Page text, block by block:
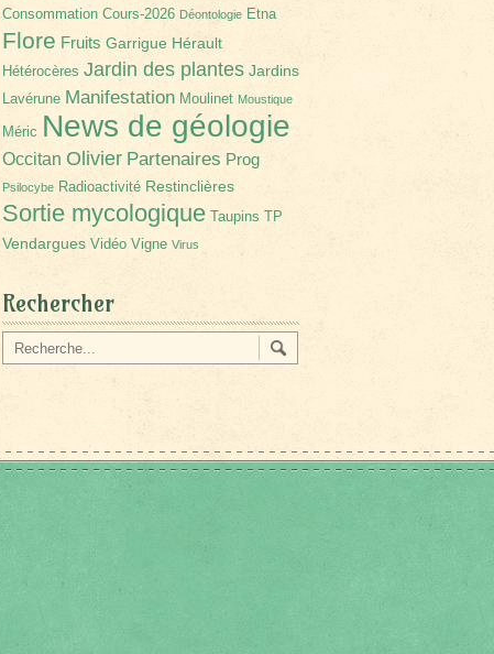
Consommation Cours-2026 Déontologie Etna
Flore Fruits Garrigue Hérault
Hétérocères Jardin des plantes Jardins
Lavérune Manifestation Moulinet Moustique
Méric News de géologie
Occitan Olivier Partenaires Prog
Psilocybe Radioactivité Restinclières
Sortie mycologique Taupins TP
Vendargues Vidéo Vigne Virus
Rechercher